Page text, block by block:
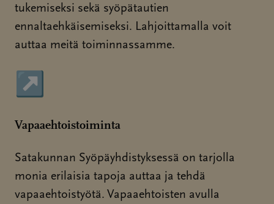
tukemiseksi sekä syöpätautien
ennaltaehkäisemiseksi. Lahjoittamalla voit
auttaa meitä toiminnassamme.
Sivu avautuu uudessa ikkunassa
↗
Vapaaehtoistoiminta
Satakunnan Syöpäyhdistyksessä on tarjolla
monia erilaisia tapoja auttaa ja tehdä
vapaaehtoistyötä. Vapaaehtoisten avulla